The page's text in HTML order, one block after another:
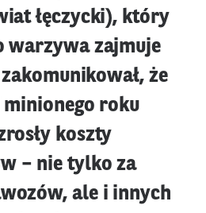
łęczycki), który
warzywa zajmuje
że
roku
koszty
– nie tylko za
ale i innych